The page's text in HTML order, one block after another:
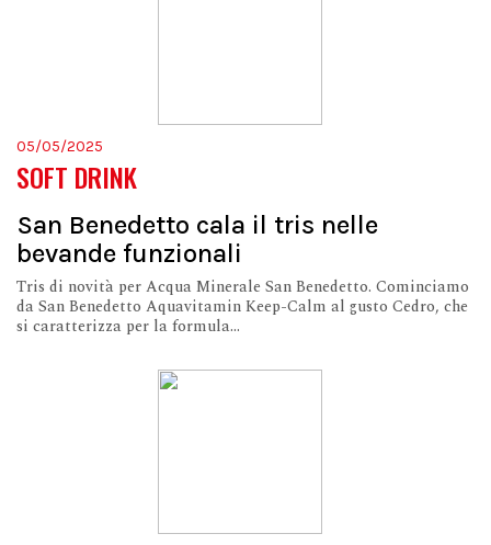
05/05/2025
SOFT DRINK
San Benedetto cala il tris nelle
bevande funzionali
Tris di novità per Acqua Minerale San Benedetto. Cominciamo
da San Benedetto Aquavitamin Keep-Calm al gusto Cedro, che
si caratterizza per la formula...